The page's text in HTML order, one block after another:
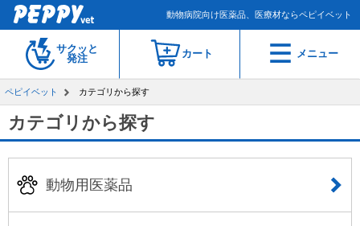
動物病院向け医薬品、医療材ならペピイベット
サクッと
発注
カート メニュー
ペピイベット カテゴリから探す
カテゴリから探す
動物用医薬品